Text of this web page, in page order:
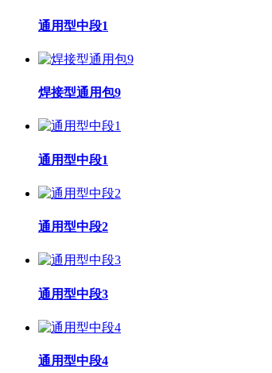
通用型中段1
焊接型通用包9
通用型中段1
通用型中段2
通用型中段3
通用型中段4